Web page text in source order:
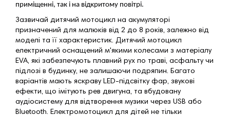
приміщенні, так і на відкритому повітрі.
Зазвичай дитячий мотоцикл на акумуляторі
призначений для малюків від 2 до 8 років, залежно від
моделі та її характеристик. Дитячий мотоцикл
електричний оснащений м'якими колесами з матеріалу
EVA, які забезпечують плавний рух по траві, асфальту чи
підлозі в будинку, не залишаючи подряпин. Багато
варіантів мають яскраву LED-підсвітку фар, звукові
ефекти, що імітують рев двигуна, та вбудовану
аудіосистему для відтворення музики через USB або
Bluetooth. Електромотоцикл для дітей не тільки